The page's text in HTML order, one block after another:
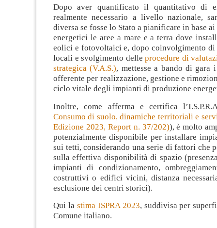
Dopo aver quantificato il quantitativo di
realmente necessario a livello nazionale,
diversa se fosse lo Stato a pianificare in base
energetici le aree a mare e a terra dove
eolici e fotovoltaici e, dopo coinvolgimento di
locali e svolgimento delleprocedure di
strategica (V.A.S.), mettesse a bando di
offerente per realizzazione, gestione e
ciclo vitale degli impianti di produzione
Inoltre, come afferma e certifica
Consumo di suolo, dinamiche territoriali e
Edizione 2023, Report n. 37/202)), è molto
potenzialmente disponibile per installare
sui tetti, considerando una serie di fattori che
sulla effettiva disponibilità di spazio
impianti di condizionamento,
costruttivi o edifici vicini, distanza
esclusione dei centri storici).
Qui la stima ISPRA 2023, suddivisa per
Comune italiano.